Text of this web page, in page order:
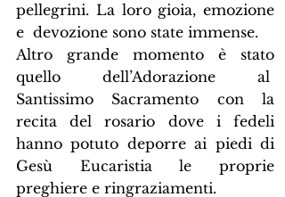
pellegrini. La loro gioia, emozione
e  devozione sono state immense.
Altro grande momento è stato
quello dell’Adorazione al
Santissimo Sacramento con la
recita del rosario dove i fedeli
hanno potuto deporre ai piedi di
Gesù Eucaristia le proprie
preghiere e ringraziamenti.